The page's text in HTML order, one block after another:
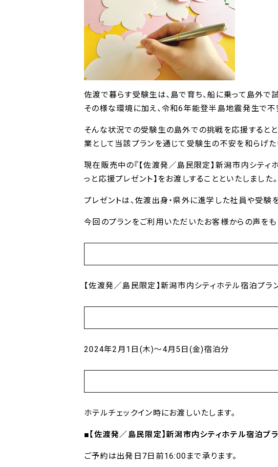
佐渡で暮らす受験生は、島で育ち、船に乗って島外で
その様な環境に加え、令和6年能登半島地震発生で不
そんな状況での受験生の島外での挑戦を応援すると
業として当該プランを通じて受験生の不安を和らげた
現在販売中の『【佐渡発／島民限定】新潟市内シティ
っと応援プレゼント】をお渡しすることといたしました。
プレゼントは、佐渡出身・県外に進学した社員や受験
今回のプランをご利用いただいたお客様からの声をも
【佐渡発／島民限定】新潟市内シティホテル宿泊プ
2024年2月1日(木)～4月5日(金)宿泊分
ホテルチェックイン時にお渡しいたします。
■【佐渡発／島民限定】新潟市内シティホテル宿泊プ
ご予約は出発日7日前16:00まで承ります。